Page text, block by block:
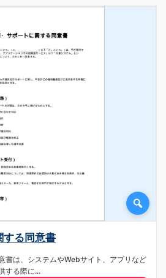
する同意書
書は、システムやWebサイト、アプリなど
する際に...